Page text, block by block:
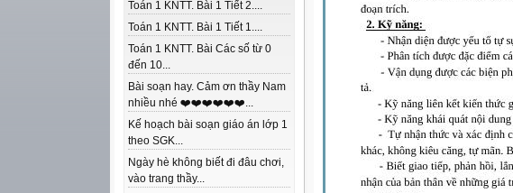
Toán 1 KNTT. Bài 1 Tiết 2....
Toán 1 KNTT. Bài 1 Tiết 1....
Toán 1 KNTT. Bài Các số từ 0
đến 10...
Bài soạn hay. Cảm ơn thầy Nam
nhiều nhé ❤️❤️❤️❤️❤️❤️...
Kế hoạch bài soạn giáo án lớp 1
theo SGK...
Ngày hè không biết đi đâu chơi,
vào trang thầy...